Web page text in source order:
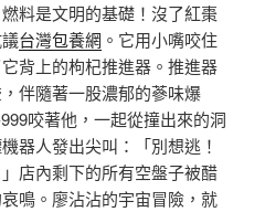
料是文明的基礎！沒了紅棗
台灣包養網 。它用小嘴咬住
背上的枸杞推進器。推進器
伴隨著一股濃郁的蔘味爆
咬著他，一起從撞出來的洞
器人發出尖叫：「別想逃！
店內剩下的所有空盤子被醋
鳴。廖沾沾的宇宙冒險，就